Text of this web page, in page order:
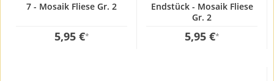
7 - Mosaik Fliese Gr. 2
5,95 €*
Endstück - Mosaik Fliese
Gr. 2
5,95 €*